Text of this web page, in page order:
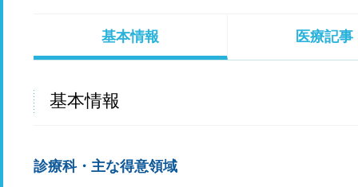
基本情報 医療記事
基本情報
診療科・主な得意領域